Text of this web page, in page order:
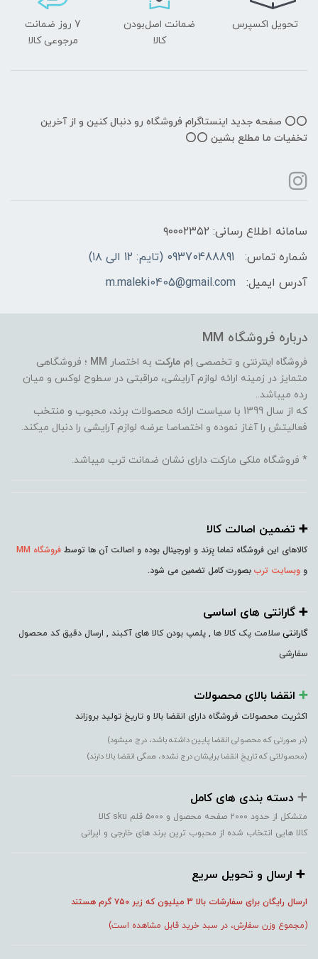
تحویل اکسپرس
ضمانت اصل‌بودن
کالا
7 روز ضمانت
مرجوعی کالا
⭕️⭕️ صفحه جدید اینستاگرام فروشگاه رو دنبال کنین و از آخرین
تخفیات ما مطلع بشین ⭕️⭕️
سامانه اطلاع رسانی: ۹۰۰۰۲۳۵۲
شماره تماس:
09370488891 (تایم: 12 الی ۱۸)
آدرس ایمیل:
m.maleki0405@gmail.com
درباره فروشگاه MM
فروشگاه اینترنتی و تخصصی اِم مارکت به اختصار MM ؛ فروشگاهی
متمایز در زمینه ارائه لوازم آرایشی، مراقبتی در سطوح لوکس و میان
رده میباشد..
که از سال 1399 با سیاست ارائه محصولات برند، محبوب و منتخب
فعالیتش را آغاز نموده و اختصاصا عرضه لوازم آرایشی را دنبال میکند.
* فروشگاه ملکی مارکت دارای نشان ضمانت ترب میباشد.
➕️ تضمین اصالت کالا
کالاهای این فروشگاه تماما بِرَند و اورجینال بوده و اصالت آن ها توسط فروشگاه MM
و وبسایت ترب بصورت کامل تضمین می شود.
➕️ گارانتی های اساسی
گارانتی سلامت پک کالا ها , پلمپ بودن کالا های آکبند , ارسال دقیق کد محصول
سفارشی
➕️ انقضا بالای محصولات
اکثریت محصولات فروشگاه دارای انقضا بالا و تاریخ تولید بروزاند
(در صورتی که محصولی انقضا پایین داشته باشد، درج میشود)
(محصولاتی که تاریخ انقضا برایشان درج نشده، همگی انقضا بالا دارند)
➕️ دسته بندی های کامل
متشکل از حدود ۲۰۰۰ صفحه محصول و ۵۰۰۰ قلم sku کالا
کالا هایی انتخاب شده از محبوب ترین برند های خارجی و ایرانی
➕️ ارسال و تحویل سریع
ارسال رایگان برای سفارشات بالا 3 میلیون که زیر ۷۵۰ گرم هستند
(مجموع وزن سفارش، در سبد خرید قابل مشاهده است)